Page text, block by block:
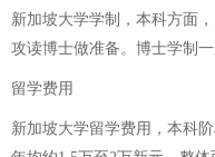
新加坡大学学制，本科方面
攻读博士做准备。博士学制
留学费用
新加坡大学留学费用，本科